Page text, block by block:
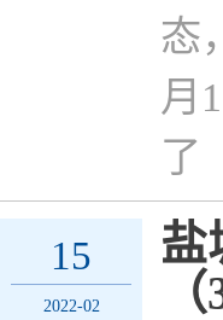
态
月
了
15
2022-02
盐
（